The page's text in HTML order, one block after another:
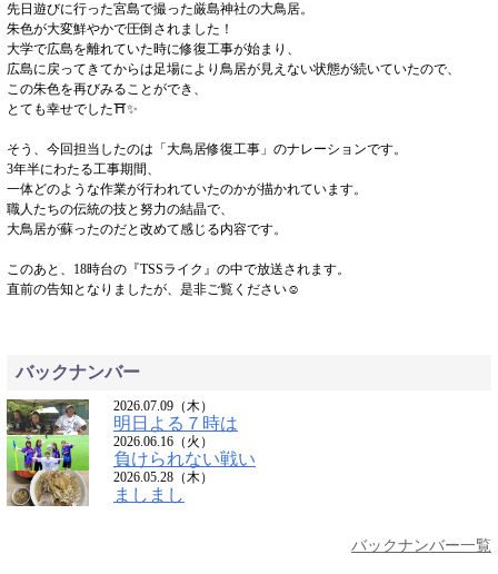
先日遊びに行った宮島で撮った厳島神社の大鳥居。
朱色が大変鮮やかで圧倒されました！
大学で広島を離れていた時に修復工事が始まり、
広島に戻ってきてからは足場により鳥居が見えない状態が続いていたので、
この朱色を再びみることができ、
とても幸せでした⛩✨
そう、今回担当したのは「大鳥居修復工事」のナレーションです。
3年半にわたる工事期間、
一体どのような作業が行われていたのかが描かれています。
職人たちの伝統の技と努力の結晶で、
大鳥居が蘇ったのだと改めて感じる内容です。
このあと、18時台の『TSSライク』の中で放送されます。
直前の告知となりましたが、是非ご覧ください☺
バックナンバー
2026.07.09（木）
明日よる７時は
2026.06.16（火）
負けられない戦い
2026.05.28（木）
ましまし
バックナンバー一覧